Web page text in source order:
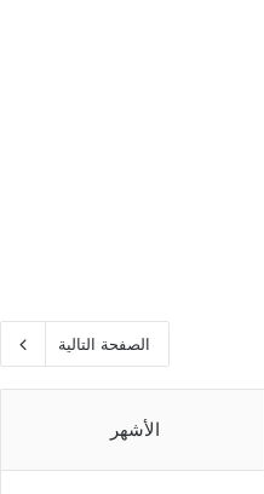
الصفحة التالية
الأشهر